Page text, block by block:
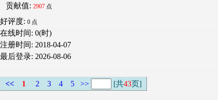
贡献值: 2907 点
好评度: 0 点
在线时间: 0(时)
注册时间: 2018-04-07
最后登录: 2026-08-06
<< 1 2 3 4 5 >> [共43页]